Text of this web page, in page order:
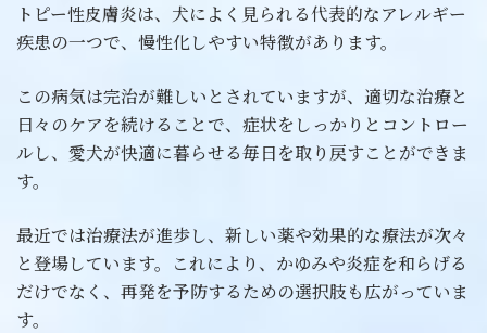
トピー性皮膚炎は、犬によく見られる代表的なアレルギー
疾患の一つで、慢性化しやすい特徴があります。
この病気は完治が難しいとされていますが、適切な治療と
日々のケアを続けることで、症状をしっかりとコントロー
ルし、愛犬が快適に暮らせる毎日を取り戻すことができま
す。
最近では治療法が進歩し、新しい薬や効果的な療法が次々
と登場しています。これにより、かゆみや炎症を和らげる
だけでなく、再発を予防するための選択肢も広がっていま
す。